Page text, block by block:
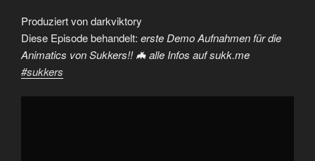
Produziert von darkviktory
Diese Episode behandelt: erste Demo Aufnahmen für die
Animatics von Sukkers!! 🦇 alle Infos auf sukk.me
#sukkers
„erste